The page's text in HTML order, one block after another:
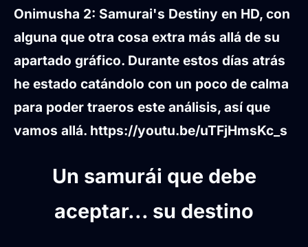
Onimusha 2: Samurai's Destiny en HD, con
alguna que otra cosa extra más allá de su
apartado gráfico. Durante estos días atrás
he estado catándolo con un poco de calma
para poder traeros este análisis, así que
vamos allá. https://youtu.be/uTFjHmsKc_s
Un samurái que debe
aceptar... su destino